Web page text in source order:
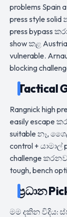
problems Spain
press style solid
press bypass
show කළ
vulnerable.
blocking
Tactical
Rangnick high
easily escape
suitable නෑ,
control + යාමාල්
challenge
tough, bench
ප්‍රධාන
මම දකින විදිය: